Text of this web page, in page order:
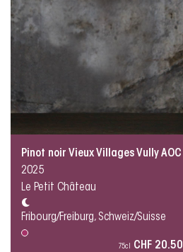
Pinot noir Vieux Villages Vully AOC
2025
Le Petit Château
Fribourg/Freiburg, Schweiz/Suisse
75cl CHF 20.50